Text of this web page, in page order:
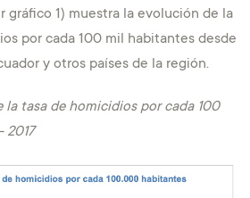
gráfico 1) muestra la evolución de la
por cada 100 mil habitantes desde
y otros países de la región.
la tasa de homicidios por cada 100
2017